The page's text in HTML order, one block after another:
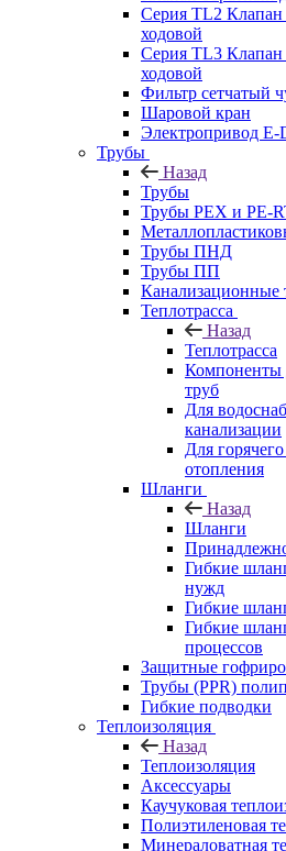
Серия TL2
ходовой
Серия TL3
ходовой
Фильтр сетчатый
Шаровой кран
Электропривод
Трубы
Назад
Трубы
Трубы PEX и PE-
Трубы ПНД
Трубы ПП
Канализационные
Теплотрасса
Назад
Теплотрасса
Компоненты
труб
Для
канализации
Для
отопления
Шланги
Назад
Шланги
Гибкие
нужд
Гибкие
Гибкие
процессов
Защитные
Трубы (РРR)
Гибкие подводки
Теплоизоляция
Назад
Теплоизоляция
Аксессуары
Каучуковая
Полиэтиленовая
Минераловатная